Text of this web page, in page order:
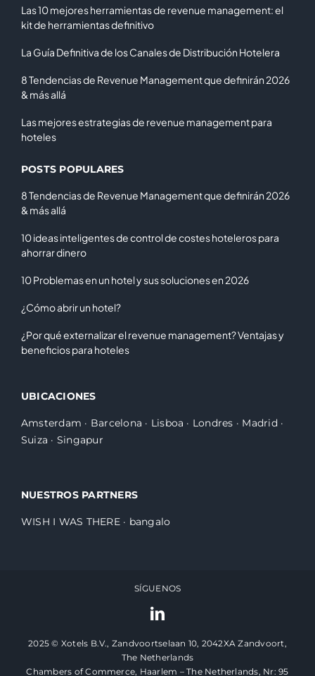
Las 10 mejores herramientas de revenue management: el
kit de herramientas definitivo
La Guía Definitiva de los Canales de Distribución Hotelera
8 Tendencias de Revenue Management que definirán 2026
& más allá
Las mejores estrategias de revenue management para
hoteles
POSTS POPULARES
8 Tendencias de Revenue Management que definirán 2026
& más allá
10 ideas inteligentes de control de costes hoteleros para
ahorrar dinero
10 Problemas en un hotel y sus soluciones en 2026
¿Cómo abrir un hotel?
¿Por qué externalizar el revenue management? Ventajas y
beneficios para hoteles
UBICACIONES
Amsterdam · Barcelona · Lisboa · Londres · Madrid·
Suiza · Singapur
NUESTROS PARTNERS
WISH I WAS THERE· bangalo
SÍGUENOS
2025 © Xotels B.V., Zandvoortselaan 10, 2042XA Zandvoort,
The Netherlands
Chambers of Commerce, Haarlem – The Netherlands, Nr: 95